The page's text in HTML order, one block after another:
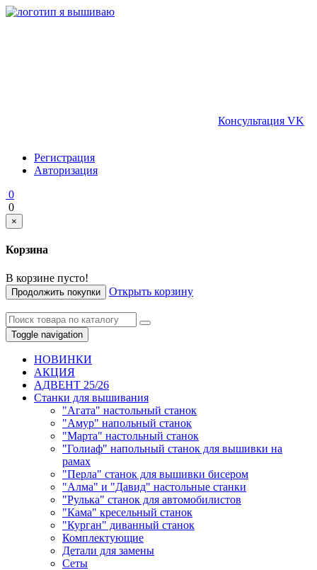
Консультация VK
Регистрация
Авторизация
0
0
×
Корзина
В корзине пусто!
Продолжить покупки Открыть корзину
Toggle navigation
НОВИНКИ
AКЦИЯ
АДВЕНТ 25/26
Станки для вышивания
"Агата" настольный станок
"Амур" напольный станок
"Марта" настольный станок
"Голиаф" напольный станок для вышивки на
рамах
"Перла" станок для вышивки бисером
"Алма" и "Давид" настольные станки
"Рулька" станок для автомобилистов
"Кама" кресельный станок
"Курган" диванный станок
Комплектующие
Детали для замены
Сеты